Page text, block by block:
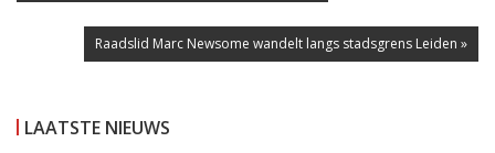
Raadslid Marc Newsome wandelt langs stadsgrens Leiden »
LAATSTE NIEUWS